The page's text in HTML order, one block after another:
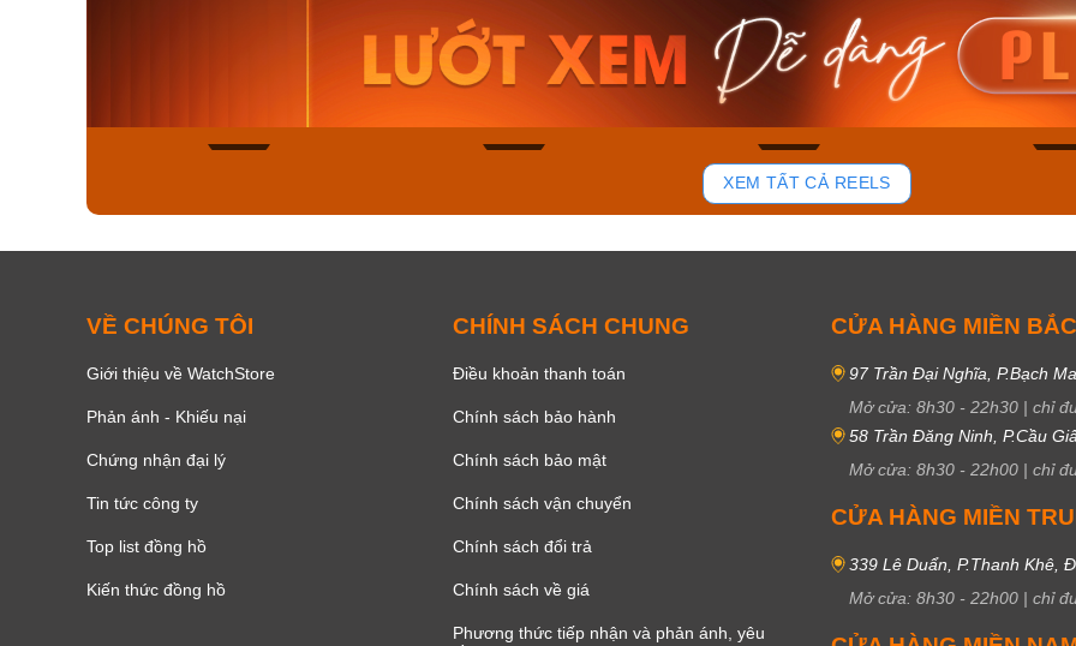
Casio Nam MTS-
115D-1AVDF
2.823.000₫
2.399.550₫
Mua ngay
45
Casio Nam MTS-
RS100L-1AVDF
4.276.000₫
3.634.600₫
Casio
230EL-
Mua
XEM TẤT CẢ REELS
VỀ CHÚNG TÔI
Giới thiệu về WatchStore
Phản ánh - Khiếu nại
Chứng nhận đại lý
Tin tức công ty
Top list đồng hồ
Kiến thức đồng hồ
CHÍNH SÁCH CHUNG
Điều khoản thanh toán
Chính sách bảo hành
Chính sách bảo mật
Chính sách vận chuyển
Chính sách đổi trả
Chính sách về giá
Phương thức tiếp nhận và phản ánh, yêu
CỬA HÀNG MIỀN BẮC
97 Trần Đại Nghĩa, P.Bạch
Mở cửa: 8h30 - 22h30 | chỉ
58 Trần Đăng Ninh, P.Cầu
Mở cửa: 8h30 - 22h00 | chỉ
CỬA HÀNG MIỀN
339 Lê Duẩn, P.Thanh Khê,
Mở cửa: 8h30 - 22h00 | chỉ